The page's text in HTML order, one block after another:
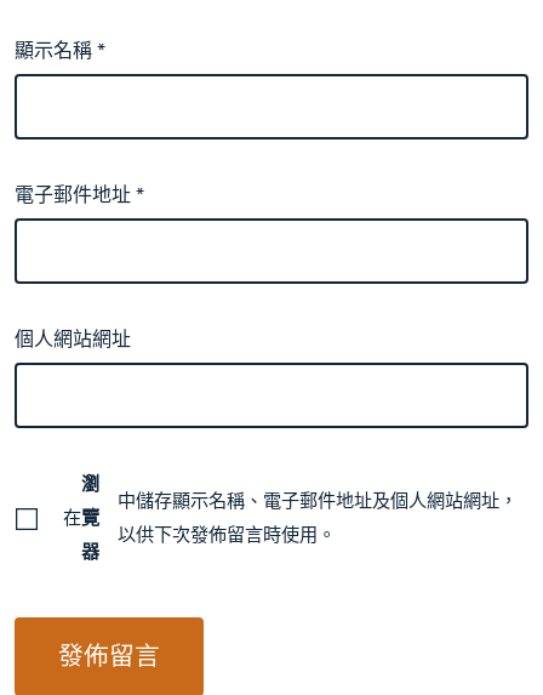
顯示名稱*
電子郵件地址*
個人網站網址
在
瀏
覽
器
中儲存顯示名稱、電子郵件地址及個人網站網址，
以供下次發佈留言時使用。